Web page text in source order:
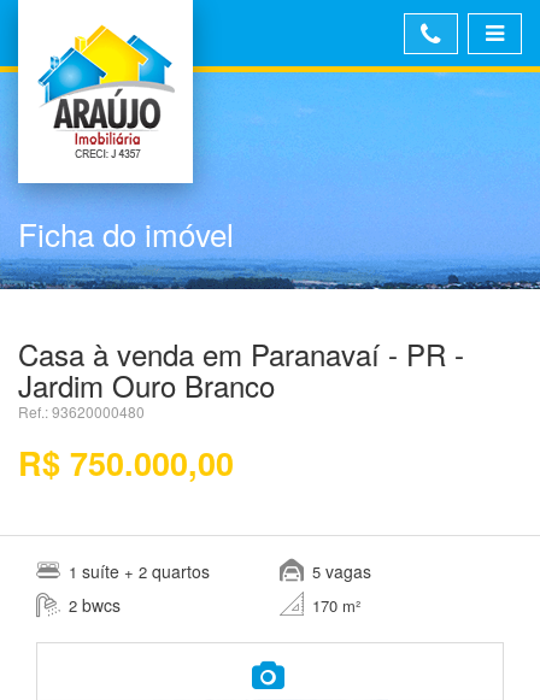
Ficha do imóvel
Casa à venda em Paranavaí - PR -
Jardim Ouro Branco
Ref.: 93620000480
R$ 750.000,00
1 suíte + 2 quartos
2 bwcs
5 vagas
170 m²